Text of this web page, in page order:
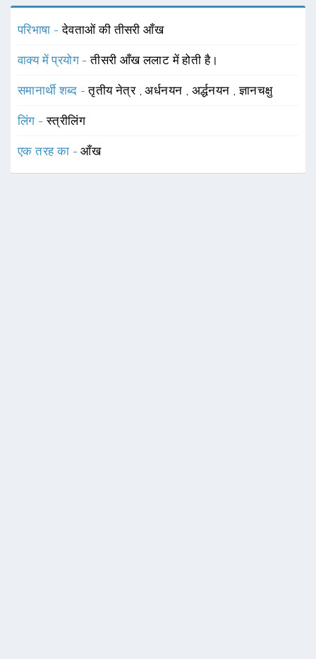
परिभाषा -देवताओं की तीसरी आँख
वाक्य में प्रयोग -तीसरी आँख ललाट में होती है।
समानार्थी शब्द -तृतीय नेत्र ,अर्धनयन , अर्द्धनयन ,ज्ञानचक्षु
लिंग -स्त्रीलिंग
एक तरह का -आँख